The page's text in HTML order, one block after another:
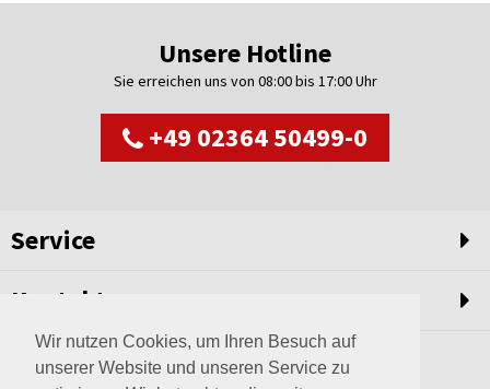
Wir nutzen Cookies, um Ihren Besuch auf
unserer Website und unseren Service zu
Unsere Hotline
Sie erreichen uns von 08:00 bis 17:00 Uhr
+49 02364 50499-0
Service
Kontakt